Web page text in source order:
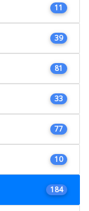
11
39
81
33
77
10
184